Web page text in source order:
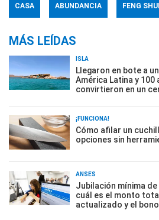
CASA ABUNDANCIA FENG SHUI
MÁS LEÍDAS
ISLA
Llegaron en bote a
América Latina y 100
convirtieron en un
¡FUNCIONA!
Cómo afilar un
opciones sin
ANSES
Jubilación mínima de
cuál es el monto
actualizado y el bono